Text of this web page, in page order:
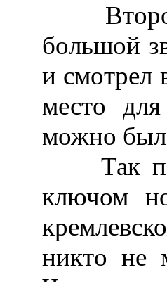
Второй
большой
и смотрел
место
можно
Так
ключом
никто не